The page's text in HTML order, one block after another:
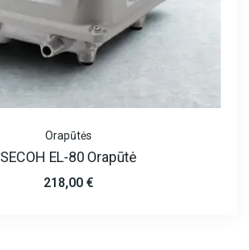
Orapūtės
SECOH EL-80 Orapūtė
218,00 €